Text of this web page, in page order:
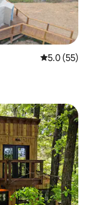
Penarafan
5.0 (55)